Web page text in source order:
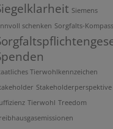
Siemens
schenken Sorgfalts-Kompass
Tierwohlkennzeichen
Stakeholderperspektive
Tierwohl Treedom